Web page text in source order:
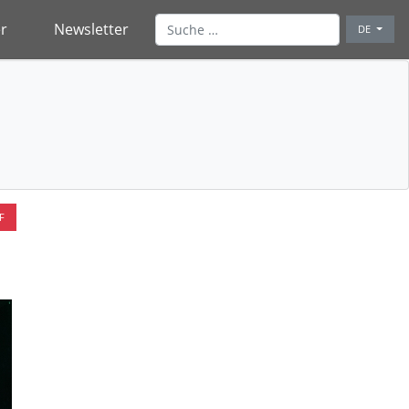
Newsletter DE